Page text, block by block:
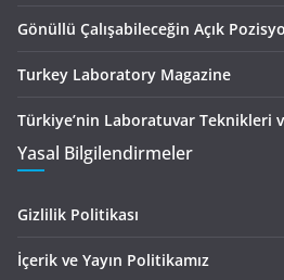
Gönüllü Çalışabileceğin Açık
Turkey Laboratory Magazine
Türkiye’nin Laboratuvar Teknikleri
Yasal Bilgilendirmeler
Gizlilik Politikası
İçerik ve Yayın Politikamız